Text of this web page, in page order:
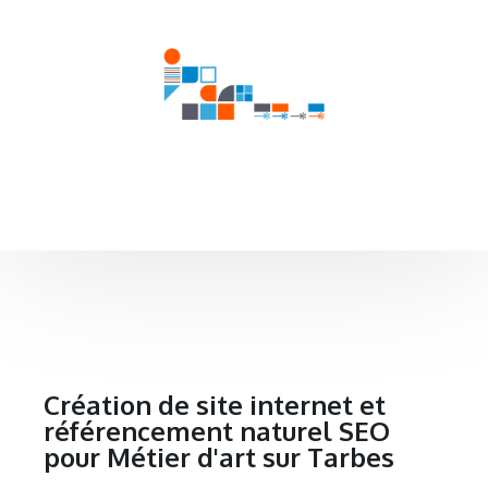
Création de site internet et
référencement naturel SEO
pour Métier d'art sur Tarbes